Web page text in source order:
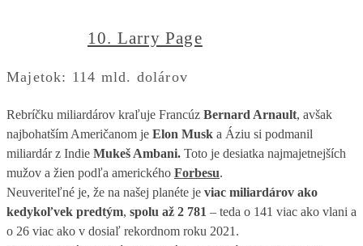
10. Larry Pаge
Majetok: 114 mld. dolárov
Rebríčku miliardárov kraľuje Francúz Bernard Arnault, avšak
najbohatším Američanom je Elon Musk a Áziu si podmanil
miliardár z Indie Mukeš Ambani. Toto je desiatka najmajetnejších
mužov a žien podľa amerického Forbesu.
Neuveriteľné je, že na našej planéte je viac miliardárov ako
kedykoľvek predtým, spolu až 2 781 – teda o 141 viac ako vlani a
o 26 viac ako v dosiaľ rekordnom roku 2021.